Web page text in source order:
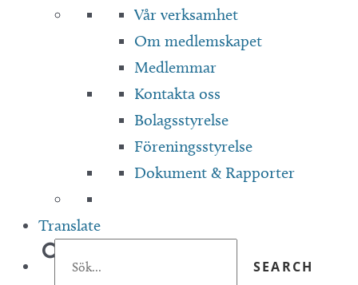
Vår verksamhet
Om medlemskapet
Medlemmar
Kontakta oss
Bolagsstyrelse
Föreningsstyrelse
Dokument & Rapporter
Translate